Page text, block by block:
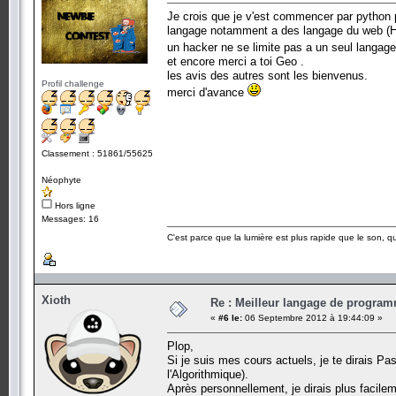
Profil challenge
Classement : 51861/55625
Néophyte
Hors ligne
Messages: 16
Je crois que je v'est commencer par python
langage notamment a des langage du web
un hacker ne se limite pas a un seul
et encore merci a toi Geo .
les avis des autres sont les bienvenus.
merci d'avance
C'est parce que la lumière est plus rapide que le son,
Xioth Re : Meilleur langage de
« #6 le: 06 Septembre 2012 à 19:44:09 »
Plop,
Si je suis mes cours actuels, je te dirais
l'Algorithmique).
Après personnellement, je dirais plus